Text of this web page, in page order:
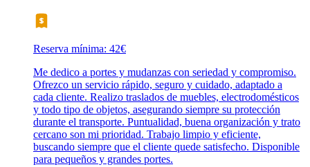
Reserva mínima: 42€
Me dedico a portes y mudanzas con seriedad y compromiso.
Ofrezco un servicio rápido, seguro y cuidado, adaptado a
cada cliente. Realizo traslados de muebles, electrodomésticos
y todo tipo de objetos, asegurando siempre su protección
durante el transporte. Puntualidad, buena organización y trato
cercano son mi prioridad. Trabajo limpio y eficiente,
buscando siempre que el cliente quede satisfecho. Disponible
para pequeños y grandes portes.